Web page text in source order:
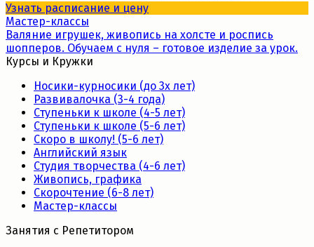
Узнать расписание и цену
Мастер-классы
Валяние игрушек, живопись на холсте и роспись
шопперов. Обучаем с нуля – готовое изделие за урок.
Курсы и Кружки
Носики-курносики (до 3х лет)
Развивалочка (3-4 года)
Ступеньки к школе (4-5 лет)
Ступеньки к школе (5-6 лет)
Скоро в школу! (5-6 лет)
Английский язык
Студия творчества (4-6 лет)
Живопись, графика
Скорочтение (6-8 лет)
Мастер-классы
Занятия с Репетитором